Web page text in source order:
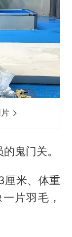
鬼门关。
厘米、体重
片羽毛，